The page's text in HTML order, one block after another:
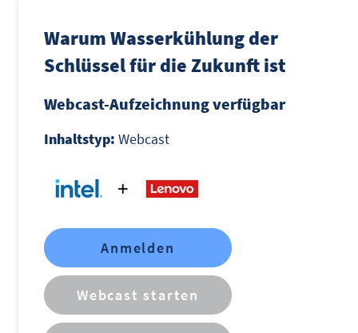
Warum Wasserkühlung der
Schlüssel für die Zukunft ist
Webcast-Aufzeichnung verfügbar
Inhaltstyp: Webcast
Anmelden
Webcast starten